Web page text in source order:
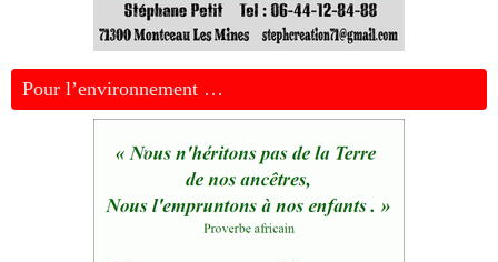
Pour l’environnement …